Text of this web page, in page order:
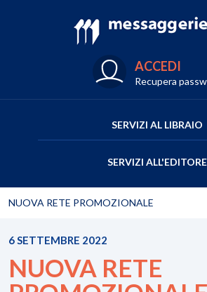
ACCEDI
Recupera
SERVIZI AL LIBRAIO
SERVIZI ALL'EDITORE
NUOVA RETE PROMOZIONALE
6 SETTEMBRE 2022
NUOVA RETE